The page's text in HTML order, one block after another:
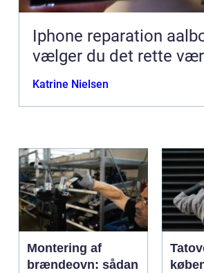
Iphone reparation aalborg
vælger du det rette
Katrine Nielsen
Montering af
brændeovn: sådan